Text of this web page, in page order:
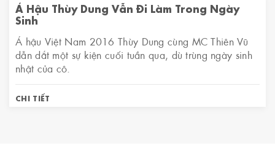
Á Hậu Thùy Dung Vẫn Đi Làm Trong Ngày
Sinh
Á hậu Việt Nam 2016 Thùy Dung cùng MC Thiên Vũ
dẫn dắt một sự kiện cuối tuần qua, dù trùng ngày sinh
nhật của cô.
CHI TIẾT